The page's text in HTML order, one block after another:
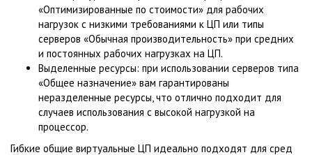
«Оптимизированные по стоимости» для рабочих
нагрузок с низкими требованиями к ЦП или типы
серверов «Обычная производительность» при средних
и постоянных рабочих нагрузках на ЦП.
Выделенные ресурсы: при использовании серверов типа
«Общее назначение» вам гарантированы
неразделенные ресурсы, что отлично подходит для
случаев использования с высокой нагрузкой на
процессор.
Гибкие общие виртуальные ЦП идеально подходят для сред